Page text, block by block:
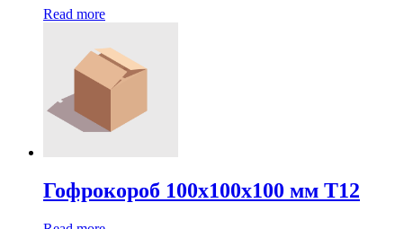
Read more
Гофрокороб 100х100х100 мм Т12